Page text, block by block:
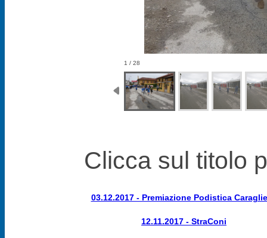
1 / 28
Clicca sul titolo
03.12.2017 - Premiazione Podistica
12.11.2017 - StraConi